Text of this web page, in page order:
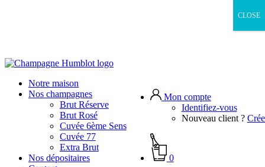
Notre maison
Nos champagnes
Brut Réserve
Brut Rosé
Cuvée 6ème Sens
Cuvée 77
Extra Brut
Nos dépositaires
Mon compte
Identifiez-vous
Nouveau client ?
0
Accueil- Champagne Humblot
Champagne
CLOSE